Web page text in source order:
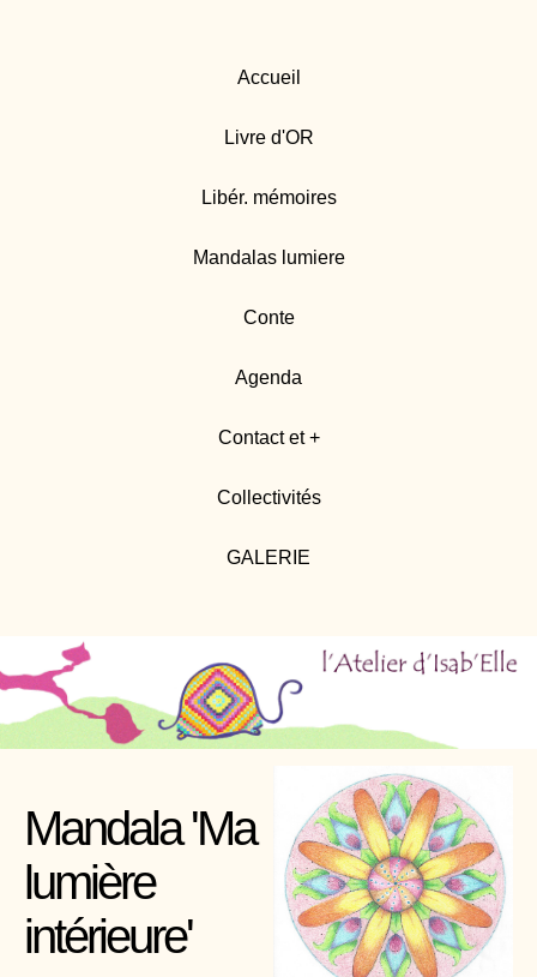
Accueil
Livre d'OR
Libér. mémoires
Mandalas lumiere
Conte
Agenda
Contact et +
Collectivités
GALERIE
Mandala 'Ma
lumière
intérieure'